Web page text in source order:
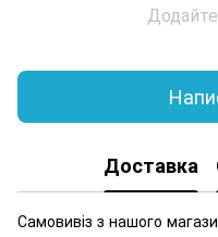
Доставка
Самовивіз з нашого